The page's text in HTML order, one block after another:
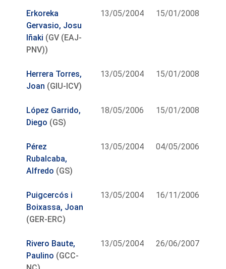
Erkoreka
Gervasio, Josu
Iñaki (GV (EAJ-
PNV))
13/05/2004 15/01/2008
Herrera Torres,
Joan (GIU-ICV)
13/05/2004 15/01/2008
López Garrido,
Diego (GS)
18/05/2006 15/01/2008
Pérez
Rubalcaba,
Alfredo (GS)
13/05/2004 04/05/2006
Puigcercós i
Boixassa, Joan
(GER-ERC)
13/05/2004 16/11/2006
Rivero Baute,
Paulino (GCC-
13/05/2004 26/06/2007